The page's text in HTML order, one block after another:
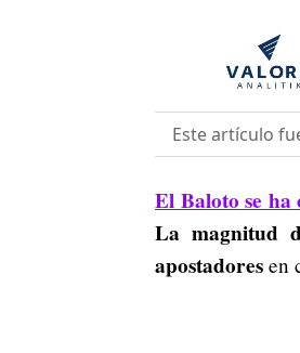
Este artículo
El Baloto se ha
La magnitud
apostadores en